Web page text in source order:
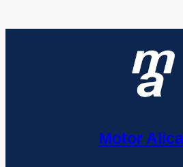
Motor